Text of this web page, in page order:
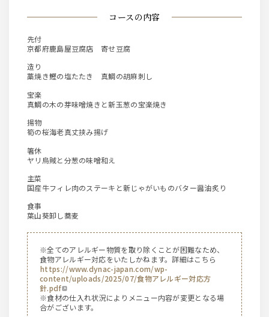
コースの内容
先付
京都府鹿島屋豆腐店 寄せ豆腐
造り
藁焼き鰹の塩たたき 真鯛の胡麻刺し
宝楽
真鯛の木の芽味噌焼きと新玉葱の宝楽焼き
揚物
筍の桜海老真丈挟み揚げ
箸休
ヤリ烏賊と分葱の味噌和え
主菜
国産牛フィレ肉のステーキと新じゃがいものバター醤油炙り
食事
葉山葵卸し蕎麦
※全てのアレルギー物質を取り除くことが困難なため、
食物アレルギー対応をいたしかねます。詳細はこちら
https://www.dynac-japan.com/wp-
content/uploads/2025/07/食物アレルギー対応方
針.pdf
※食材の仕入れ状況によりメニュー内容が変更となる場
合がございます。